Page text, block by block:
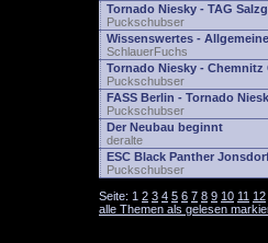
Tornado Niesky - TAG
Puckschubser
Wissenswertes -
SchlauerFuchs
Tornado Niesky - Chemnitz
Puckschubser
FASS Berlin - Tornado
Puckschubser
Der Neubau beginnt
deralte
ESC Black Panther
Puckschubser
Seite: 1 2 3 4 5 6 7 8 9 10 11 12
alle Themen als gelesen